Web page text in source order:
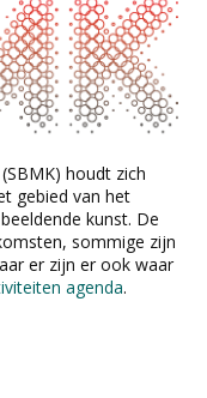
(SBMK) houdt zich
gebied van het
kunst. De
sommige zijn
er zijn er ook waar
agenda.